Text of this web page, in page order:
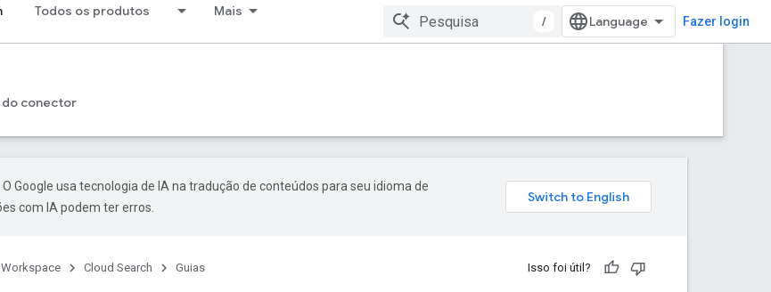
Todos os produtos Mais
/ Fazer login
conector
O Google usa tecnologia de IA na tradução de conteúdos para seu idioma de
com IA podem ter erros.
Cloud Search Guias Isso foi útil?